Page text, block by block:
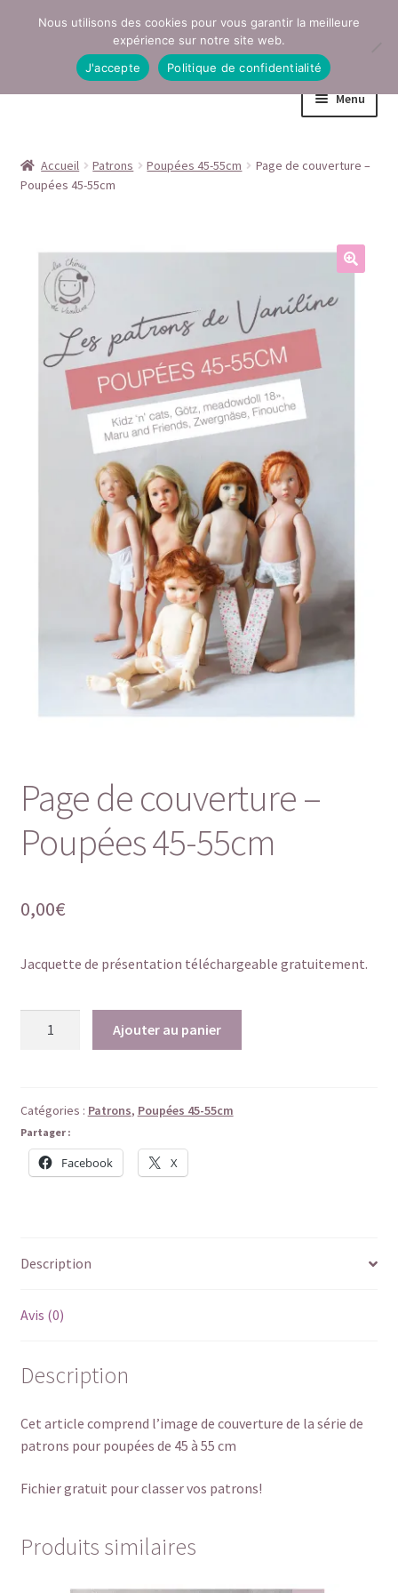
Aller
navigation
Aller
Menu
Conditions générales de vente
Mentions légales
Mon compte
Page Boutique
Politique de confidentialité
Politique de cookies (UE)
Validation de la commande
Accueil Patrons Poupées 45-55cm
Page de couverture –
Poupées 45-55cm
Page de couverture –
Poupées 45-55cm
0,00€
Jacquette de présentation téléchargeable gratuitement.
couverture
-
Poupées
45-
Ajouter au panier
Catégories : Patrons, Poupées 45-55cm
Partager :
Facebook X
Description
Avis (0)
Description
Cet article comprend l’image de couverture de la série de
patrons pour poupées de 45 à 55 cm
Fichier gratuit pour classer vos patrons!
Produits similaires
Nous utilisons des cookies pour vous garantir la meilleure
expérience sur notre site web.
J'accepte
Politique de confidentialité